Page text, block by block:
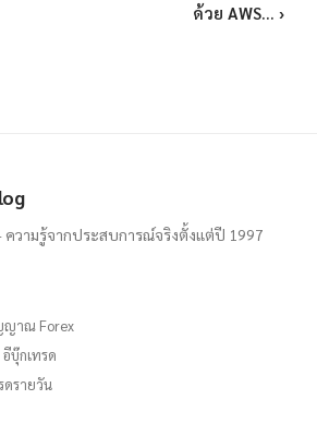
ด้วย AWS... ›
— ความรู้จากประสบการณ์จริงตั้งแต่ปี 1997
าณ Forex
บุ๊กเทรด
รายวัน